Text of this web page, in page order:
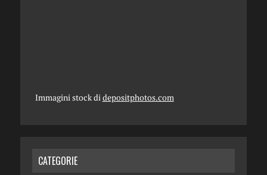
Immagini stock didepositphotos.com
CATEGORIE